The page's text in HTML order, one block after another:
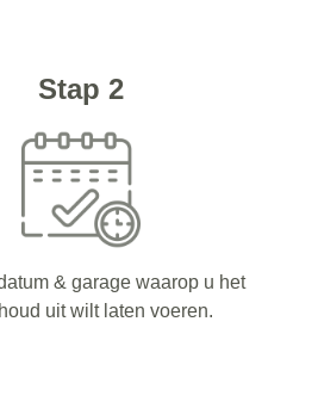
Stap 2
& garage waarop u het
uit wilt laten voeren.